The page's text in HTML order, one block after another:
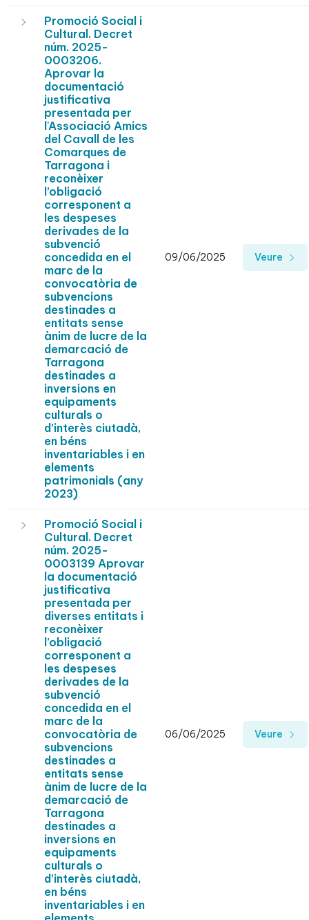
Promoció Social i
Cultural. Decret
núm. 2025-
0003206.
Aprovar la
documentació
justificativa
presentada per
l'Associació Amics
del Cavall de les
Comarques de
Tarragona i
reconèixer
l’obligació
corresponent a
les despeses
derivades de la
subvenció
concedida en el
marc de la
convocatòria de
subvencions
destinades a
entitats sense
ànim de lucre de la
demarcació de
Tarragona
destinades a
inversions en
equipaments
culturals o
d’interès ciutadà,
en béns
inventariables i en
elements
patrimonials (any
2023)
09/06/2025 Veure
Promoció Social i
Cultural. Decret
núm. 2025-
0003139 Aprovar
la documentació
justificativa
presentada per
diverses entitats i
reconèixer
l’obligació
corresponent a
les despeses
derivades de la
subvenció
concedida en el
marc de la
convocatòria de
subvencions
destinades a
entitats sense
ànim de lucre de la
demarcació de
Tarragona
destinades a
inversions en
equipaments
culturals o
d’interès ciutadà,
en béns
inventariables i en
06/06/2025 Veure